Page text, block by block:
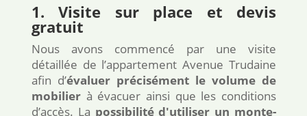
1. Visite sur place et devis
gratuit
Nous avons commencé par une visite
détaillée de l’appartement Avenue Trudaine
afin d’évaluer précisément le volume de
mobilierà évacuer ainsi que les conditions
d’accès. La possibilité d'utiliser un monte-